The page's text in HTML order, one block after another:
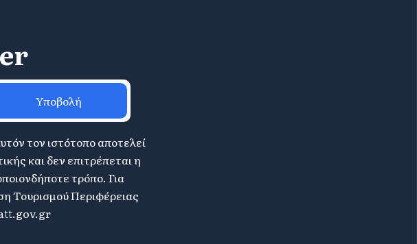
Υποβολή
τον ιστότοπο αποτελεί
και δεν επιτρέπεται η
τρόπο. Για
Τουρισμού Περιφέρειας